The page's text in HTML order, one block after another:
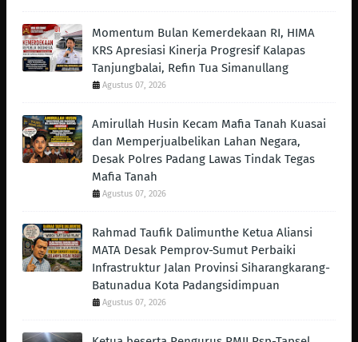
Momentum Bulan Kemerdekaan RI, HIMA
KRS Apresiasi Kinerja Progresif Kalapas
Tanjungbalai, Refin Tua Simanullang
Agustus 07, 2026
Amirullah Husin Kecam Mafia Tanah Kuasai
dan Memperjualbelikan Lahan Negara,
Desak Polres Padang Lawas Tindak Tegas
Mafia Tanah
Agustus 07, 2026
Rahmad Taufik Dalimunthe Ketua Aliansi
MATA Desak Pemprov-Sumut Perbaiki
Infrastruktur Jalan Provinsi Siharangkarang-
Batunadua Kota Padangsidimpuan
Agustus 07, 2026